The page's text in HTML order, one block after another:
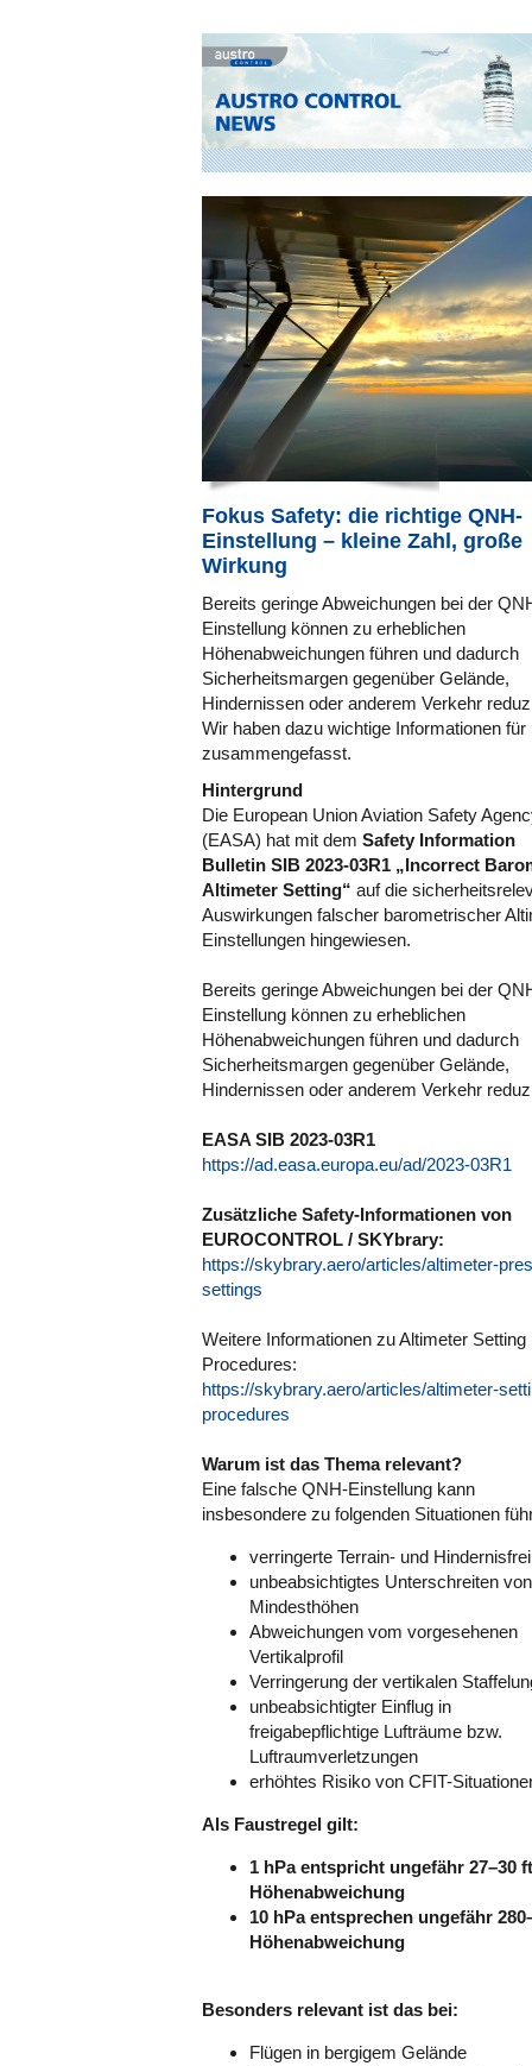
Fokus Safety: die richtige QNH-
Einstellung – kleine Zahl, große
Wirkung
Bereits geringe Abweichungen bei der
Einstellung können zu erheblichen
Höhenabweichungen führen und dadurch
Sicherheitsmargen gegenüber Gelände,
Hindernissen oder anderem Verkehr
Wir haben dazu wichtige Informationen für
zusammengefasst.
Hintergrund
Die European Union Aviation Safety
(EASA) hat mit dem Safety Information
Bulletin SIB 2023-03R1 „Incorrect
Altimeter Setting“ auf die
Auswirkungen falscher barometrischer
Einstellungen hingewiesen.
Bereits geringe Abweichungen bei der
Einstellung können zu erheblichen
Höhenabweichungen führen und dadurch
Sicherheitsmargen gegenüber Gelände,
Hindernissen oder anderem Verkehr
EASA SIB 2023-03R1
https://ad.easa.europa.eu/ad/2023-03R1
Zusätzliche Safety-Informationen von
EUROCONTROL / SKYbrary:
https://skybrary.aero/articles/altimeter-
settings
Weitere Informationen zu Altimeter Setting
Procedures:
https://skybrary.aero/articles/altimeter-
procedures
Warum ist das Thema relevant?
Eine falsche QNH-Einstellung kann
insbesondere zu folgenden Situationen
verringerte Terrain- und
unbeabsichtigtes Unterschreiten von
Mindesthöhen
Abweichungen vom vorgesehenen
Vertikalprofil
Verringerung der vertikalen
unbeabsichtigter Einflug in
freigabepflichtige Lufträume bzw.
Luftraumverletzungen
erhöhtes Risiko von CFIT-
Als Faustregel gilt:
1 hPa entspricht ungefähr 27–30 ft
Höhenabweichung
10 hPa entsprechen ungefähr
Höhenabweichung
Besonders relevant ist das bei:
Flügen in bergigem Gelände